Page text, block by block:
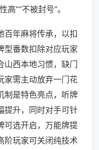
”“不被封号”。
百年麻将传承，以扣
型番数扣除对应玩家
山西本地习惯，缺门
家需主动放弃一门花
制是特色亮点，听牌
提升，同时对手可针
可选开启，万能牌提
阶玩家可关闭纯技术